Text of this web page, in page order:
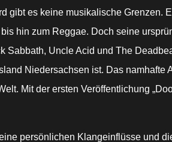
gibt es keine musikalische
hin zum Reggae. Doch seine
Sabbath, Uncle Acid und The
Niedersachsen ist. Das namhafte
Mit der ersten Veröffentlichung
persönlichen Klangeinflüsse und